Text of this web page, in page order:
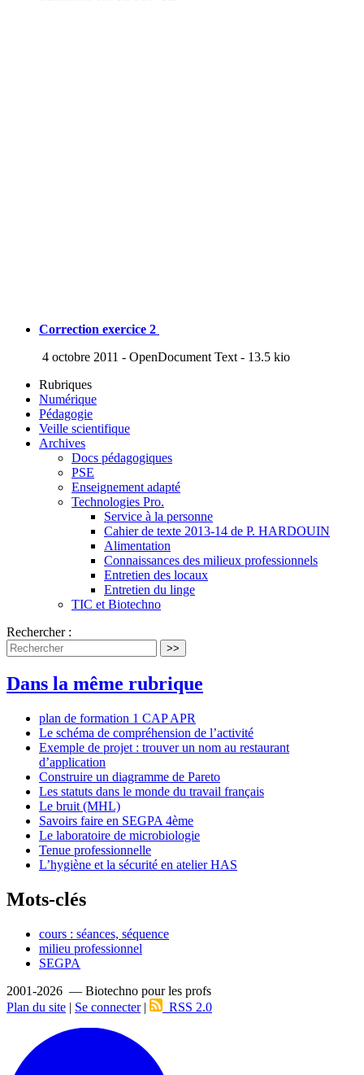
Correction exercice 2
4 octobre 2011 - OpenDocument Text - 13.5 kio
Rubriques
Numérique
Pédagogie
Veille scientifique
Archives
Docs pédagogiques
PSE
Enseignement adapté
Technologies Pro.
Service à la personne
Cahier de texte 2013-14 de P. HARDOUIN
Alimentation
Connaissances des milieux professionnels
Entretien des locaux
Entretien du linge
TIC et Biotechno
Rechercher :
>>
Dans la même rubrique
plan de formation 1 CAP APR
Le schéma de compréhension de l’activité
Exemple de projet : trouver un nom au restaurant
d’application
Construire un diagramme de Pareto
Les statuts dans le monde du travail français
Le bruit (MHL)
Savoirs faire en SEGPA 4ème
Le laboratoire de microbiologie
Tenue professionnelle
L’hygiène et la sécurité en atelier HAS
Mots-clés
cours : séances, séquence
milieu professionnel
SEGPA
2001-2026 — Biotechno pour les profs
Plan du site | Se connecter| RSS 2.0